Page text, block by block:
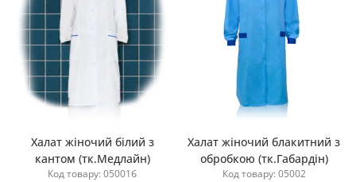
Купити
Халат жіночий білий з
кантом (тк.Медлайн)
Код товару: 05001б Купити
Халат жіночий блакитний з
обробкою (тк.Габардін)
Код товару: 05002